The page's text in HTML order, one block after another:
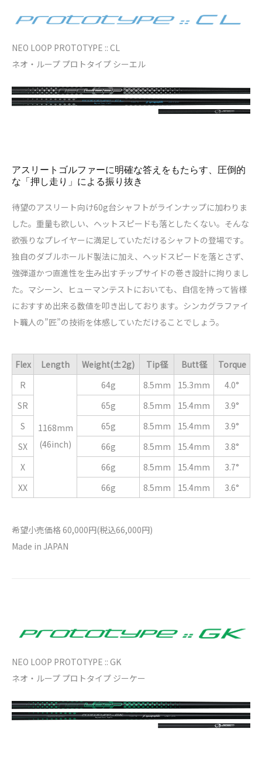
NEO LOOP PROTOTYPE :: CL
ネオ・ループ プロトタイプ シーエル
アスリートゴルファーに明確な答えをもたらす、圧倒的
な「押し走り」による振り抜き
待望のアスリート向け60g台シャフトがラインナップに加わりま
した。重量も欲しい、ヘットスピードも落としたくない。そんな
欲張りなプレイヤーに満足していただけるシャフトの登場です。
独自のダブルホールド製法に加え、ヘッドスピードを落とさず、
強弾道かつ直進性を生み出すチップサイドの巻き設計に拘りまし
た。マシーン、ヒューマンテストにおいても、自信を持って皆様
におすすめ出来る数値を叩き出しております。シンカグラファイ
ト職人の”匠”の技術を体感していただけることでしょう。
Flex Length Weight(±2g) Tip径 Butt径
Torque
R
1168mm
(46inch)
64g 8.5mm 15.3mm
4.0°
SR
65g 8.5mm 15.4mm
3.9°
S
65g 8.5mm 15.4mm
3.9°
SX
66g 8.5mm 15.4mm
3.8°
X
66g 8.5mm 15.4mm
3.7°
XX
66g 8.5mm 15.4mm 3.6°
希望小売価格 60,000円(税込66,000円)
Made in JAPAN
NEO LOOP PROTOTYPE :: GK
ネオ・ループ プロトタイプ ジーケー